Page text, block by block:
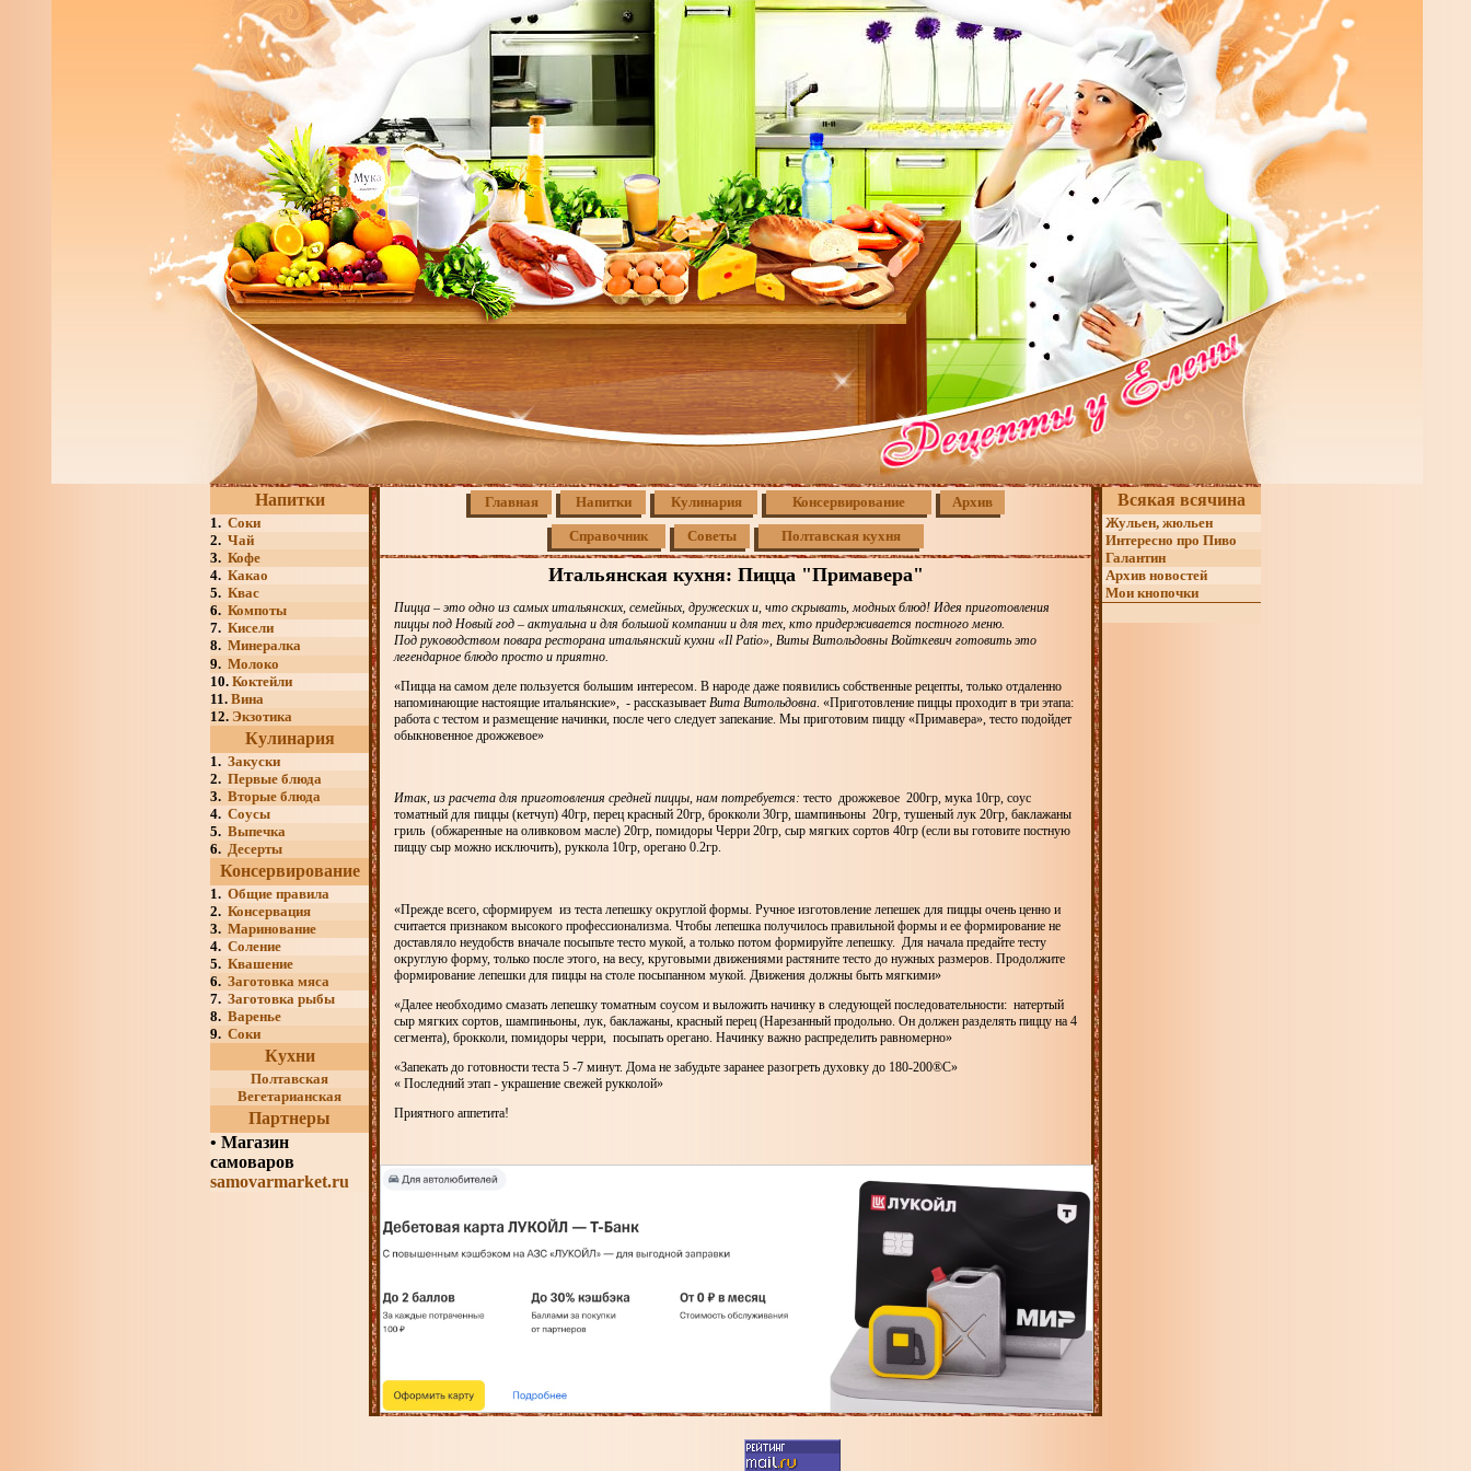
Напитки
1. Соки
2. Чай
3. Кофе
4. Какао
5. Квас
6. Компоты
7. Кисели
8. Минералка
9. Молоко
10. Коктейли
11. Вина
12. Экзотика
Кулинария
1. Закуски
2. Первые блюда
3. Вторые блюда
4. Соусы
5. Выпечка
6. Десерты
Консервирование
1. Общие правила
2. Консервация
3. Маринование
4. Соление
5. Квашение
6. Заготовка мяса
7. Заготовка рыбы
8. Варенье
9. Соки
Кухни
Полтавская
Вегетарианская
Партнеры
• Магазин
самоваров
samovarmarket.ru
Главная Напитки Кулинария Консервирование Архив
Справочник Советы Полтавская кухня
Итальянская кухня: Пицца "Примавера"
Пицца – это одно из самых итальянских, семейных, дружеских и, что скрывать, модных блюд! Идея приготовления
пиццы под Новый год – актуальна и для большой компании и для тех, кто придерживается постного меню.
Под руководством повара ресторана итальянский кухни «Il Patio», Виты Витольдовны Войткевич готовить это
легендарное блюдо просто и приятно.
«Пицца на самом деле пользуется большим интересом. В народе даже появились собственные рецепты, только отдаленно
напоминающие настоящие итальянские», - рассказывает Вита Витольдовна. «Приготовление пиццы проходит в три этапа:
работа с тестом и размещение начинки, после чего следует запекание. Мы приготовим пиццу «Примавера», тесто подойдет
обыкновенное дрожжевое»
Итак, из расчета для приготовления средней пиццы, нам потребуется: тесто дрожжевое 200гр, мука 10гр, соус
томатный для пиццы (кетчуп) 40гр, перец красный 20гр, брокколи 30гр, шампиньоны 20гр, тушеный лук 20гр, баклажаны
гриль (обжаренные на оливковом масле) 20гр, помидоры Черри 20гр, сыр мягких сортов 40гр (если вы готовите постную
пиццу сыр можно исключить), руккола 10гр, орегано 0.2гр.
«Прежде всего, сформируем из теста лепешку округлой формы. Ручное изготовление лепешек для пиццы очень ценно и
считается признаком высокого профессионализма. Чтобы лепешка получилось правильной формы и ее формирование не
доставляло неудобств вначале посыпьте тесто мукой, а только потом формируйте лепешку. Для начала предайте тесту
округлую форму, только после этого, на весу, круговыми движениями растяните тесто до нужных размеров. Продолжите
формирование лепешки для пиццы на столе посыпанном мукой. Движения должны быть мягкими»
«Далее необходимо смазать лепешку томатным соусом и выложить начинку в следующей последовательности: натертый
сыр мягких сортов, шампиньоны, лук, баклажаны, красный перец (Нарезанный продольно. Он должен разделять пиццу на 4
сегмента), брокколи, помидоры черри, посыпать орегано. Начинку важно распределить равномерно»
«Запекать до готовности теста 5 -7 минут. Дома не забудьте заранее разогреть духовку до 180-200®С»
« Последний этап - украшение свежей рукколой»
Приятного аппетита!
Всякая всячина
Жульен, жюльен
Интересно про Пиво
Галантин
Архив новостей
Мои кнопочки